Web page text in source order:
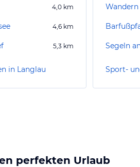
4,0 km
4,6 km
5,3 km
in Langlau
perfekten Urlaub